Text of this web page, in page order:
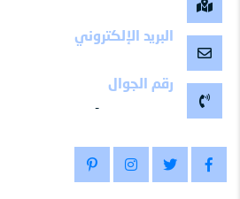
البريد الإلكتروني
رقم الجوال
-